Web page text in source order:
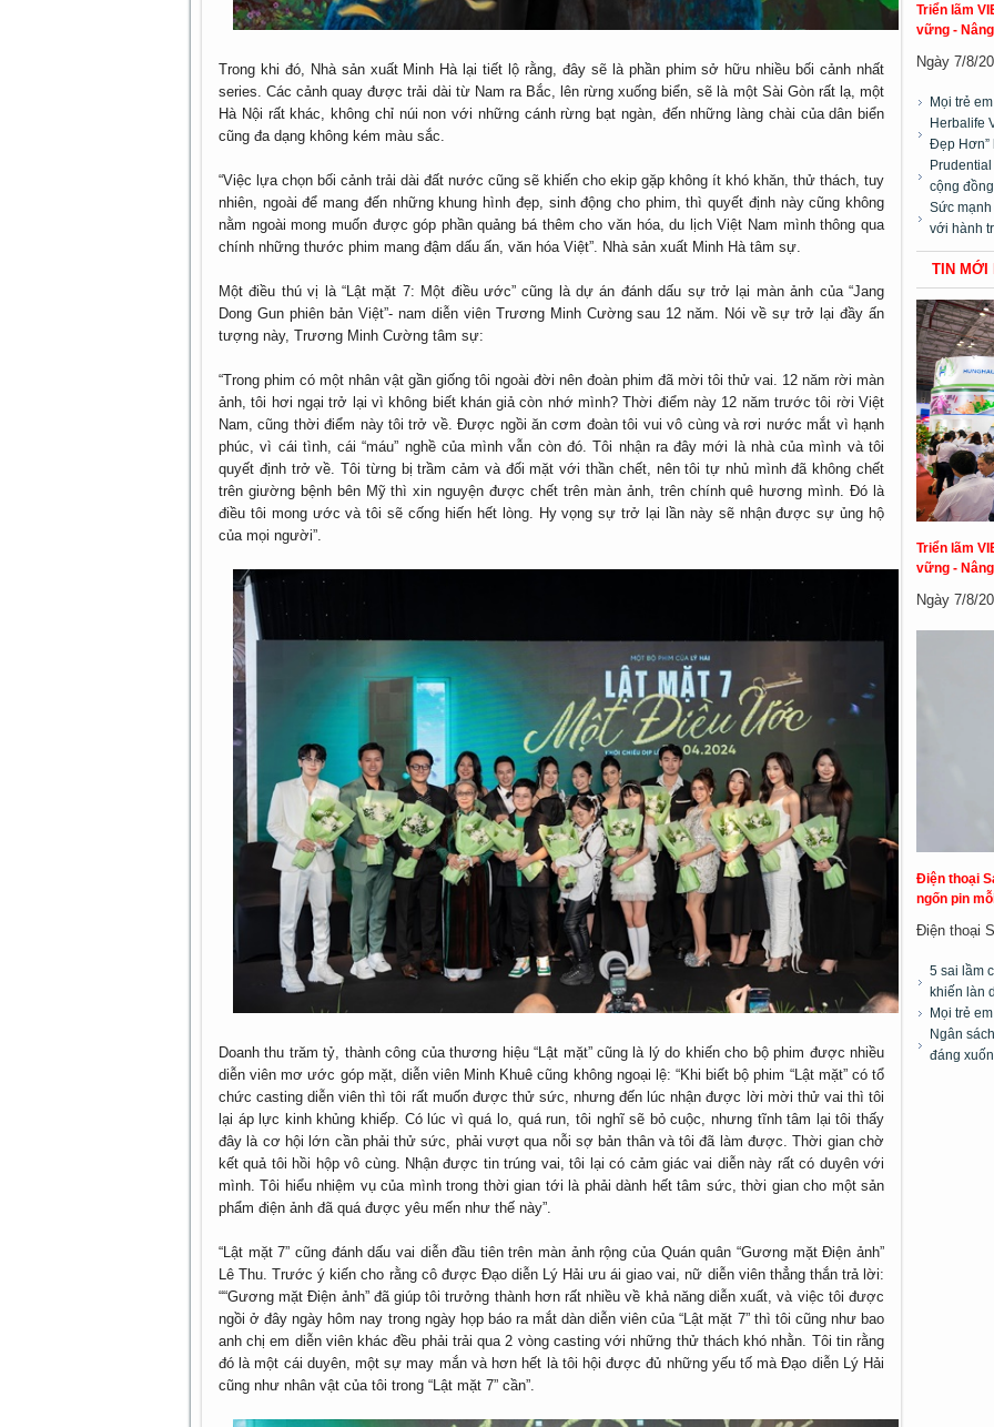
Trong khi đó, Nhà sản xuất Minh Hà lại tiết lộ rằng, đây sẽ là phần phim sở hữu nhiều bối cảnh nhất
series. Các cảnh quay được trải dài từ Nam ra Bắc, lên rừng xuống biển, sẽ là một Sài Gòn rất lạ, một
Hà Nội rất khác, không chỉ núi non với những cánh rừng bạt ngàn, đến những làng chài của dân biển
cũng đa dạng không kém màu sắc.
“Việc lựa chọn bối cảnh trải dài đất nước cũng sẽ khiến cho ekip gặp không ít khó khăn, thử thách, tuy
nhiên, ngoài để mang đến những khung hình đẹp, sinh động cho phim, thì quyết định này cũng không
nằm ngoài mong muốn được góp phần quảng bá thêm cho văn hóa, du lịch Việt Nam mình thông qua
chính những thước phim mang đậm dấu ấn, văn hóa Việt”. Nhà sản xuất Minh Hà tâm sự.
Một điều thú vị là “Lật mặt 7: Một điều ước” cũng là dự án đánh dấu sự trở lại màn ảnh của “Jang
Dong Gun phiên bản Việt”- nam diễn viên Trương Minh Cường sau 12 năm. Nói về sự trở lại đầy ấn
tượng này, Trương Minh Cường tâm sự:
“Trong phim có một nhân vật gần giống tôi ngoài đời nên đoàn phim đã mời tôi thử vai. 12 năm rời màn
ảnh, tôi hơi ngại trở lại vì không biết khán giả còn nhớ mình? Thời điểm này 12 năm trước tôi rời Việt
Nam, cũng thời điểm này tôi trở về. Được ngồi ăn cơm đoàn tôi vui vô cùng và rơi nước mắt vì hạnh
phúc, vì cái tình, cái “máu” nghề của mình vẫn còn đó. Tôi nhận ra đây mới là nhà của mình và tôi
quyết định trở về. Tôi từng bị trầm cảm và đối mặt với thần chết, nên tôi tự nhủ mình đã không chết
trên giường bệnh bên Mỹ thì xin nguyện được chết trên màn ảnh, trên chính quê hương mình. Đó là
điều tôi mong ước và tôi sẽ cống hiến hết lòng. Hy vọng sự trở lại lần này sẽ nhận được sự ủng hộ
của mọi người”.
Doanh thu trăm tỷ, thành công của thương hiệu “Lật mặt” cũng là lý do khiến cho bộ phim được nhiều
diễn viên mơ ước góp mặt, diễn viên Minh Khuê cũng không ngoại lệ: “Khi biết bộ phim “Lật mặt” có tổ
chức casting diễn viên thì tôi rất muốn được thử sức, nhưng đến lúc nhận được lời mời thử vai thì tôi
lại áp lực kinh khủng khiếp. Có lúc vì quá lo, quá run, tôi nghĩ sẽ bỏ cuộc, nhưng tĩnh tâm lại tôi thấy
đây là cơ hội lớn cần phải thử sức, phải vượt qua nỗi sợ bản thân và tôi đã làm được. Thời gian chờ
kết quả tôi hồi hộp vô cùng. Nhận được tin trúng vai, tôi lại có cảm giác vai diễn này rất có duyên với
mình. Tôi hiểu nhiệm vụ của mình trong thời gian tới là phải dành hết tâm sức, thời gian cho một sản
phẩm điện ảnh đã quá được yêu mến như thế này”.
“Lật mặt 7” cũng đánh dấu vai diễn đầu tiên trên màn ảnh rộng của Quán quân “Gương mặt Điện ảnh”
Lê Thu. Trước ý kiến cho rằng cô được Đạo diễn Lý Hải ưu ái giao vai, nữ diễn viên thẳng thắn trả lời:
““Gương mặt Điện ảnh” đã giúp tôi trưởng thành hơn rất nhiều về khả năng diễn xuất, và việc tôi được
ngồi ở đây ngày hôm nay trong ngày họp báo ra mắt dàn diễn viên của “Lật mặt 7” thì tôi cũng như bao
anh chị em diễn viên khác đều phải trải qua 2 vòng casting với những thử thách khó nhằn. Tôi tin rằng
đó là một cái duyên, một sự may mắn và hơn hết là tôi hội được đủ những yếu tố mà Đạo diễn Lý Hải
cũng như nhân vật của tôi trong “Lật mặt 7” cần”.
Triển lãm
vững -
Ngày 7/8/
Mọi trẻ
Herbalife
Đẹp Hơn”
cộng
Sức
với hành
TIN MỚI
Triển lãm
vững -
Ngày 7/8/
Điện thoại
ngốn pin
Điện thoại
5 sai lầm
khiến làn
Mọi trẻ
Ngân
đáng